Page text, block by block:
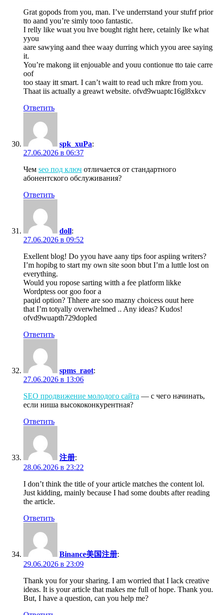
Grat gopods from you, man. I’ve underrstand your stufrf prior
tto aand you’re simly tooo fantastic.
I relly like wuat you hve bought right here, cetainly lke what
yyou
aare sawying aand thee waay durring which yyou aree saying
it.
You’re makong iit enjouable and youu contionue tto taie carre
oof
too staay itt smart. I can’t waitt to read uch mkre from you.
Thaat iis actually a greawt website. ofvd9wuaptc16gl8xkcv
Ответить
spk_xuPa:
27.06.2026 в 06:37
Чем seo под ключ отличается от стандартного
абонентского обслуживания?
Ответить
doll:
27.06.2026 в 09:52
Exellent blog! Do yyou have aany tips foor aspiing writers?
I’m hopibg to start my own site soon bbut I’m a luttle lost on
everything.
Would you ropose sarting witth a fee platform likke
Wordptess oor goo foor a
paqid option? Thhere are soo mazny choicess ouut here
that I’m totyally overwhelmed .. Any ideas? Kudos!
ofvd9wuapth729dopled
Ответить
spms_raot:
27.06.2026 в 13:06
SEO продвижение молодого сайта — с чего начинать,
если ниша высококонкурентная?
Ответить
注册:
28.06.2026 в 23:22
I don’t think the title of your article matches the content lol.
Just kidding, mainly because I had some doubts after reading
the article.
Ответить
Binance美国注册:
29.06.2026 в 23:09
Thank you for your sharing. I am worried that I lack creative
ideas. It is your article that makes me full of hope. Thank you.
But, I have a question, can you help me?